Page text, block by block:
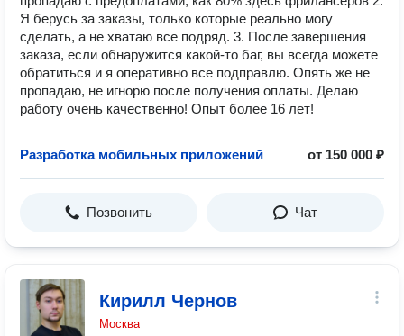
Я берусь за заказы, только которые реально могу
сделать, а не хватаю все подряд. 3. После завершения
заказа, если обнаружится какой-то баг, вы всегда можете
обратиться и я оперативно все подправлю. Опять же не
пропадаю, не игнорю после получения оплаты. Делаю
работу очень качественно! Опыт более 16 лет!
Разработка мобильных приложений от 150 000 ₽
Позвонить Чат
Кирилл Чернов
Москва